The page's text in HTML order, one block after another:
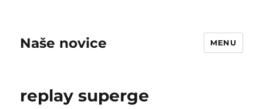
Naše novice MENU
replay superge